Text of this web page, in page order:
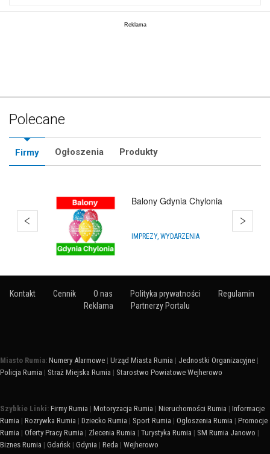
Polecane
Firmy Ogłoszenia Produkty
Balony Rumia
ARTYKUŁY NA IMPREZY
Kontakt Cennik O nas Polityka prywatności
Regulamin
Reklama
Partnerzy Portalu
Miasto Rumia: Numery Alarmowe | Urząd Miasta Rumia | Jednostki Organizacyjne |
Policja Rumia | Straż Miejska Rumia | Starostwo Powiatowe Wejherowo
Szybkie Linki: Firmy Rumia | Motoryzacja Rumia | Nieruchomości Rumia | Informacje
Rumia | Rozrywka Rumia | Dziecko Rumia | Sport Rumia | Ogłoszenia Rumia | Promocje
Rumia | Oferty Pracy Rumia | Zlecenia Rumia | Turystyka Rumia | SM Rumia Janowo |
Biznes Rumia | Gdańsk | Gdynia | Reda | Wejherowo